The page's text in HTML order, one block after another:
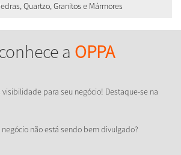
Quartzo, Granitos e Mármores
a OPPA
para seu negócio! Destaque-se na
negócio não está sendo bem divulgado?